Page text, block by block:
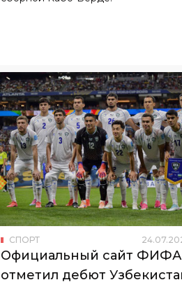
СПОРТ 24.07.
Официальный сайт ФИФА
отметил дебют
на мировом первенстве
Несмотря на неудовлетворительные
результаты, ФИФА выделила и
положительные моменты